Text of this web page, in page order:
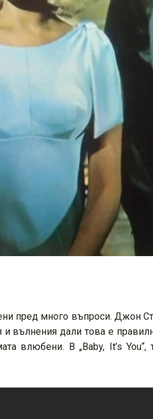
пред много въпроси. Джон
вълнения дали това е
влюбени. В „Baby, It’s You“,